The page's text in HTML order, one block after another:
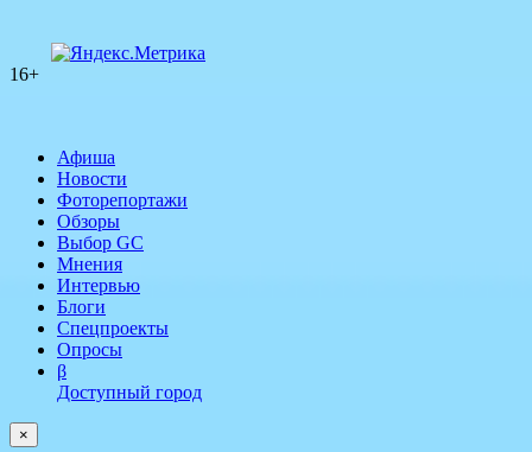
16+
Афиша
Новости
Фоторепортажи
Обзоры
Выбор GC
Мнения
Интервью
Блоги
Спецпроекты
Опросы
β
Доступный город
×